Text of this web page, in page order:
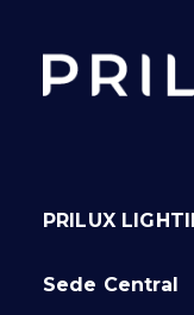
PRILUX
Sede Central